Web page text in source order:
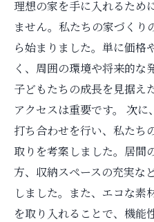
理想の家を手に入れるため
ません。私たちの家づくり
ら始まりました。単に価格
く、周囲の環境や将来的な
子どもたちの成長を見据え
アクセスは重要です。 次
打ち合わせを行い、私たち
取りを考案しました。居間
方、収納スペースの充実な
しました。また、エコな素
を取り入れることで、機能